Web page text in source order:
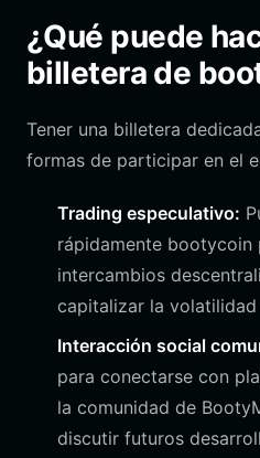
¿Qué puede
billetera de
Tener una billetera
formas de participar en el
Trading especulativo:
rápidamente bootycoin
intercambios
capitalizar la
Interacción social
para conectarse con
la comunidad de
discutir futuros